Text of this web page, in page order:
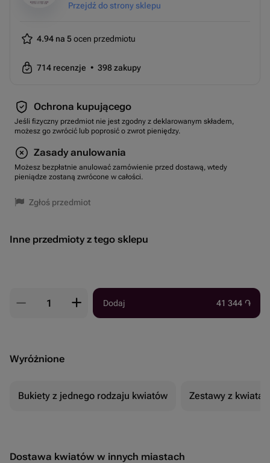
Przejdź do strony sklepu
4.94 na 5ocen przedmiotu
714 recenzje • 398zakupy
Ochrona kupującego
Jeśli fizyczny przedmiot nie jest zgodny z deklarowanym składem,
możesz go zwrócić lub poprosić o zwrot pieniędzy.
Zasady anulowania
Możesz bezpłatnie anulować zamówienie przed dostawą, wtedy
pieniądze zostaną zwrócone w całości.
Zgłoś przedmiot
Inne przedmioty z tego sklepu
Dodaj 41 344 ֏
Wyróżnione
Bukiety z jednego rodzaju kwiatów Zestawy z
Dostawa kwiatów w innych miastach